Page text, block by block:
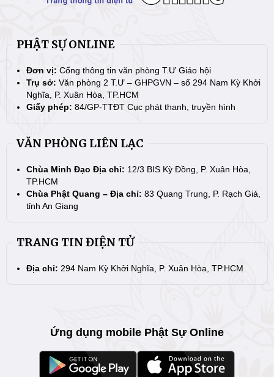
PHẬT SỰ ONLINE
Đơn vị: Cổng thông tin văn phòng T.Ư Giáo hội
Trụ sở: Văn phòng 2 T.Ư – GHPGVN – số 294 Nam Kỳ Khởi
Nghĩa, P. Xuân Hòa, TP.HCM
Giấy phép: 84/GP-TTĐT Cục phát thanh, truyền hình
VĂN PHÒNG LIÊN LẠC
Chùa Minh Đạo Địa chỉ: 12/3 BIS Kỳ Đồng, P. Xuân Hòa,
TP.HCM
Chùa Phật Quang – Địa chỉ: 83 Quang Trung, P. Rạch Giá,
tỉnh An Giang
TRANG TIN ĐIỆN TỬ
Địa chỉ: 294 Nam Kỳ Khởi Nghĩa, P. Xuân Hòa, TP.HCM
Ứng dụng mobile Phật Sự Online